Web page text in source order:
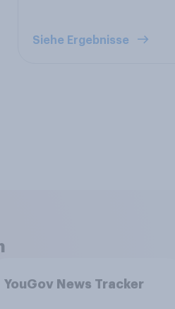
Siehe Ergebnisse
YouGov News Tracker